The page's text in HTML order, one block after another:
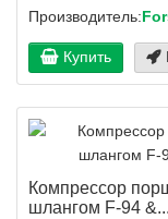
Производитель:
Купить
Компрессор
шлангом F-94 &...